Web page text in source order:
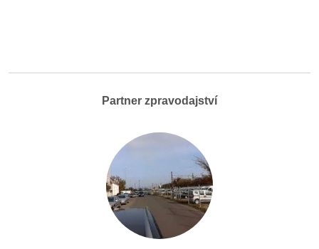
Partner zpravodajství